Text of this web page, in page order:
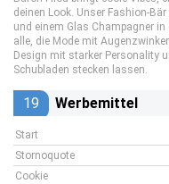
deinen Look. Unser Fashion-
und einem Glas Champagner
alle, die Mode mit
Design mit starker Personality
Schubladen stecken lassen.
19 Werbemittel
Start
Stornoquote
Cookie